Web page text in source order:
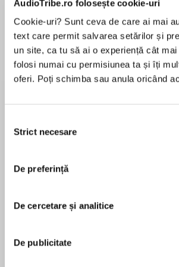
AudioTribe.ro folosește cookie-uri
Cookie-uri? Sunt ceva de care ai mai
text care permit salvarea setărilor și
un site, ca tu să ai o experiență cât
folosi numai cu permisiunea ta și îți
oferi. Poți schimba sau anula oricând
consimțământului
Strict necesare
De preferință
De cercetare și analitice
De publicitate
Desprecarte
The chilling new psychological
bestselling author of Retribution
The body of a young woman who
from a Florida nightclub is found
A horrifying scene, but nothing
what she had to endure before
for the twisted pleasure of a snuff
Detective Manny Alvarez works
alongside young hotshot
pentru această carte
Jilliane Hoffman began her